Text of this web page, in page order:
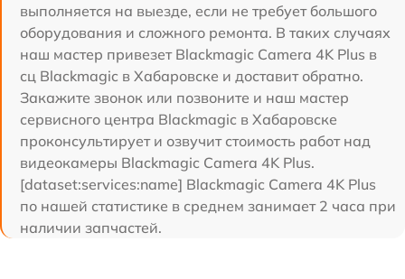
выполняется на выезде, если не требует большого
оборудования и сложного ремонта. В таких случаях
наш мастер привезет Blackmagic Camera 4K Plus в
сц Blackmagic в Хабаровске и доставит обратно.
Закажите звонок или позвоните и наш мастер
сервисного центра Blackmagic в Хабаровске
проконсультирует и озвучит стоимость работ над
видеокамеры Blackmagic Camera 4K Plus.
[dataset:services:name] Blackmagic Camera 4K Plus
по нашей статистике в среднем занимает 2 часа при
наличии запчастей.